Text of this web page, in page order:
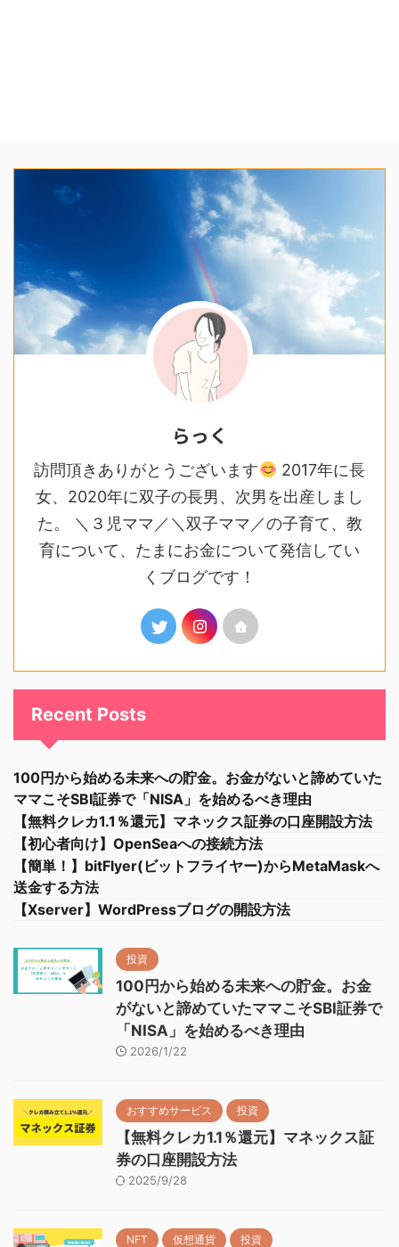
らっく
訪問頂きありがとうございます
2017年に長
女、2020年に双子の長男、次男を出産しまし
た。 ＼３児ママ／＼双子ママ／の子育て、教
育について、たまにお金について発信してい
くブログです！
Recent Posts
100円から始める未来への貯金。お金がないと諦めていた
ママこそSBI証券で「NISA」を始めるべき理由
【無料クレカ1.1％還元】マネックス証券の口座開設方法
【初心者向け】OpenSeaへの接続方法
【簡単！】bitFlyer(ビットフライヤー)からMetaMaskへ
送金する方法
【Xserver】WordPressブログの開設方法
投資
100円から始める未来への貯金。お金
がないと諦めていたママこそSBI証券で
「NISA」を始めるべき理由
2026/1/22
おすすめサービス 投資
【無料クレカ1.1％還元】マネックス証
券の口座開設方法
2025/9/28
NFT 仮想通貨 投資